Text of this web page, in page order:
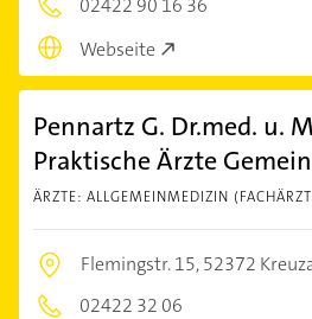
02422 90 16 36
Webseite
Pennartz G. Dr.med. u.
Praktische Ärzte
ÄRZTE: ALLGEMEINMEDIZIN
Flemingstr. 15,52372
02422 32 06